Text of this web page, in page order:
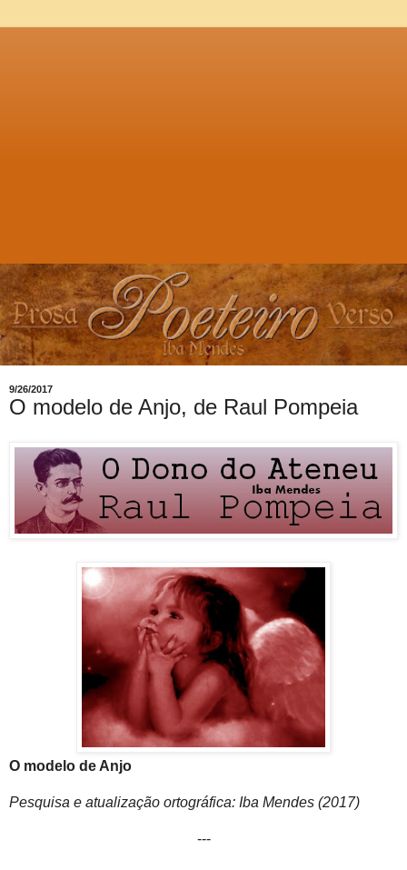
9/26/2017
O modelo de Anjo, de Raul Pompeia
O modelo de Anjo
Pesquisa e atualização ortográfica: Iba Mendes (2017)
---